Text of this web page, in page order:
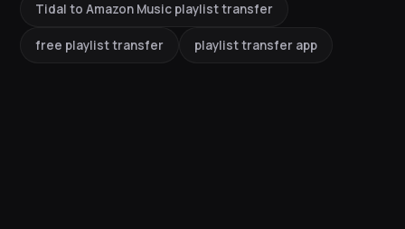
Tidal to Amazon Music playlist transfer
free playlist transfer playlist transfer app